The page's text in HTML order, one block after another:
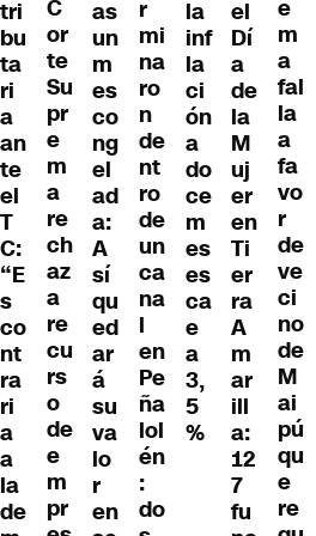
tri
bu
ta
ri
a
an
te
el
T
C:
“E
s
co
nt
ra
ri
a
a
la
de
C
or
te
Su
pr
e
m
a
re
ch
az
a
re
cu
rs
o
de
e
m
pr
as
un
m
es
co
ng
el
ad
a:
A
sí
qu
ed
ar
á
su
va
lo
r
en
r
mi
na
ro
n
de
nt
ro
de
un
ca
na
l
en
Pe
ña
lol
én
:
do
la
inf
la
ci
ón
a
do
ce
m
es
es
ca
e
a
3,
5
%
el
Dí
a
de
la
M
uj
er
en
Ti
er
ra
A
m
ar
ill
a:
12
7
fu
e
m
a
fal
la
a
fa
vo
r
de
ve
ci
no
de
M
ai
pú
qu
e
re